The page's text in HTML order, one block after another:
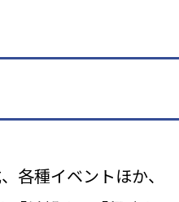
各種イベントほか、